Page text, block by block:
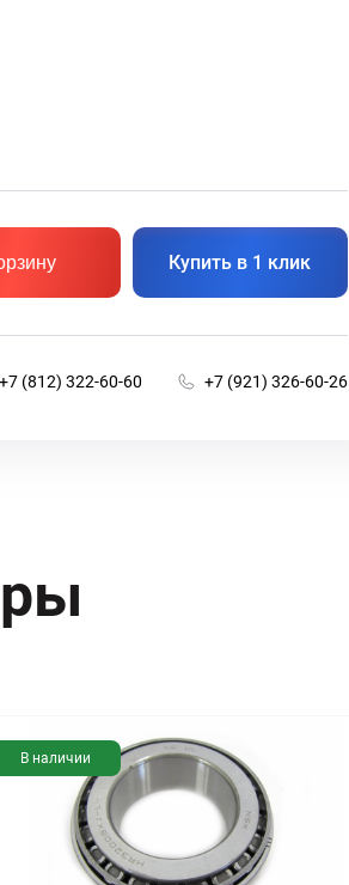
Купить в 1 клик
+7 (812) 322-60-60 +7 (921) 326-60-26
В наличии